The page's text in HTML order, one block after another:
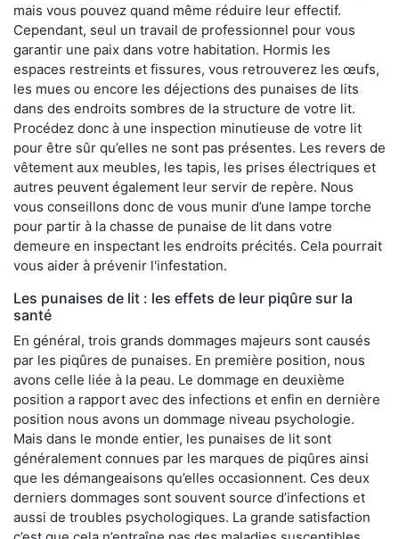
mais vous pouvez quand même réduire leur effectif.
Cependant, seul un travail de professionnel pour vous
garantir une paix dans votre habitation. Hormis les
espaces restreints et fissures, vous retrouverez les œufs,
les mues ou encore les déjections des punaises de lits
dans des endroits sombres de la structure de votre lit.
Procédez donc à une inspection minutieuse de votre lit
pour être sûr qu’elles ne sont pas présentes. Les revers de
vêtement aux meubles, les tapis, les prises électriques et
autres peuvent également leur servir de repère. Nous
vous conseillons donc de vous munir d’une lampe torche
pour partir à la chasse de punaise de lit dans votre
demeure en inspectant les endroits précités. Cela pourrait
vous aider à prévenir l'infestation.
Les punaises de lit : les effets de leur piqûre sur la
santé
En général, trois grands dommages majeurs sont causés
par les piqûres de punaises. En première position, nous
avons celle liée à la peau. Le dommage en deuxième
position a rapport avec des infections et enfin en dernière
position nous avons un dommage niveau psychologie.
Mais dans le monde entier, les punaises de lit sont
généralement connues par les marques de piqûres ainsi
que les démangeaisons qu’elles occasionnent. Ces deux
derniers dommages sont souvent source d’infections et
aussi de troubles psychologiques. La grande satisfaction